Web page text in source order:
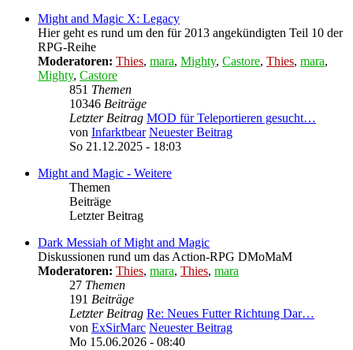
Might and Magic X: Legacy
Hier geht es rund um den für 2013 angekündigten Teil 10 der
RPG-Reihe
Moderatoren: Thies, mara, Mighty, Castore, Thies, mara,
Mighty, Castore
851 Themen
10346 Beiträge
Letzter Beitrag MOD für Teleportieren gesucht…
von Infarktbear Neuester Beitrag
So 21.12.2025 - 18:03
Might and Magic - Weitere
Themen
Beiträge
Letzter Beitrag
Dark Messiah of Might and Magic
Diskussionen rund um das Action-RPG DMoMaM
Moderatoren: Thies, mara, Thies, mara
27 Themen
191 Beiträge
Letzter Beitrag Re: Neues Futter Richtung Dar…
von ExSirMarc Neuester Beitrag
Mo 15.06.2026 - 08:40